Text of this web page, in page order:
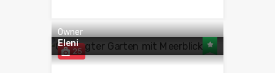
25
Owner
Eleni